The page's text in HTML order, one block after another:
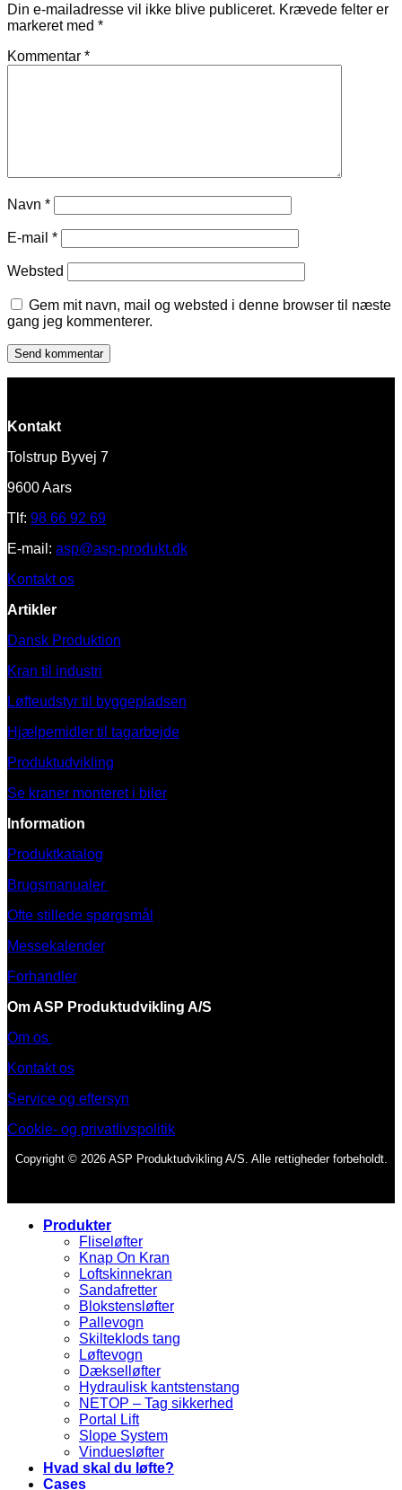
Din e-mailadresse vil ikke blive publiceret. Krævede felter er
markeret med *
Kommentar *
Navn *
E-mail *
Websted
Gem mit navn, mail og websted i denne browser til næste
gang jeg kommenterer.
Kontakt
Tolstrup Byvej 7
9600 Aars
Tlf: 98 66 92 69
E-mail: asp@asp-produkt.dk
Kontakt os
Artikler
Dansk Produktion
Kran til industri
Løfteudstyr til byggepladsen
Hjælpemidler til tagarbejde
Produktudvikling
Se kraner monteret i biler
Information
Produktkatalog
Brugsmanualer
Ofte stillede spørgsmål
Messekalender
Forhandler
Om ASP Produktudvikling A/S
Om os
Kontakt os
Service og eftersyn
Cookie- og privatlivspolitik
Copyright © 2026 ASP Produktudvikling A/S. Alle rettigheder forbeholdt.
Produkter
Fliseløfter
Knap On Kran
Loftskinnekran
Sandafretter
Blokstensløfter
Pallevogn
Skilteklods tang
Løftevogn
Dækselløfter
Hydraulisk kantstenstang
NETOP – Tag sikkerhed
Portal Lift
Slope System
Vinduesløfter
Hvad skal du løfte?
Cases